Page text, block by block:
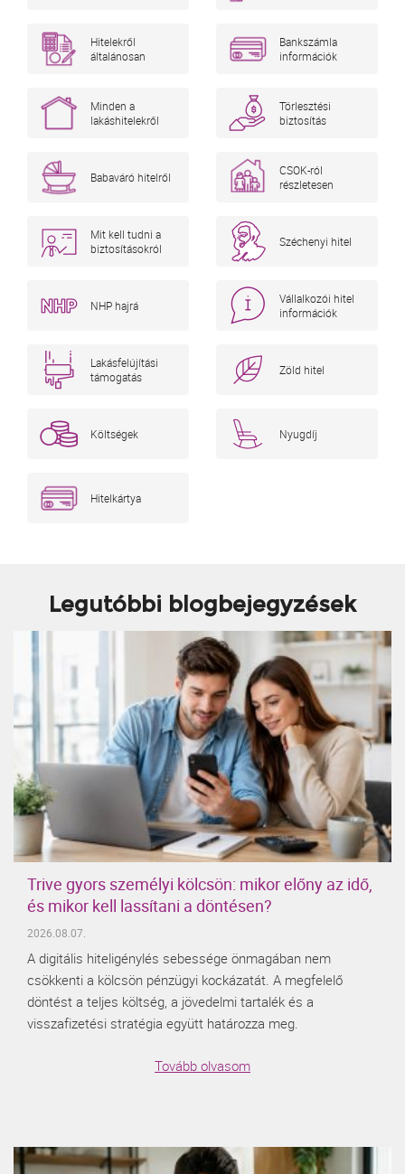
Hitelekről
általánosan
Bankszámla
információk
Minden a
lakáshitelekről
Törlesztési
biztosítás
Babaváró hitelről
CSOK-ról
részletesen
Mit kell tudni a
biztosításokról
Széchenyi hitel
NHP hajrá
Vállalkozói hitel
információk
Lakásfelújítási
támogatás
Zöld hitel
Költségek Nyugdíj
Hitelkártya
Legutóbbi blogbejegyzések
Trive gyors személyi kölcsön: mikor előny az idő,
és mikor kell lassítani a döntésen?
2026.08.07.
A digitális hiteligénylés sebessége önmagában nem
csökkenti a kölcsön pénzügyi kockázatát. A megfelelő
döntést a teljes költség, a jövedelmi tartalék és a
visszafizetési stratégia együtt határozza meg.
Tovább olvasom